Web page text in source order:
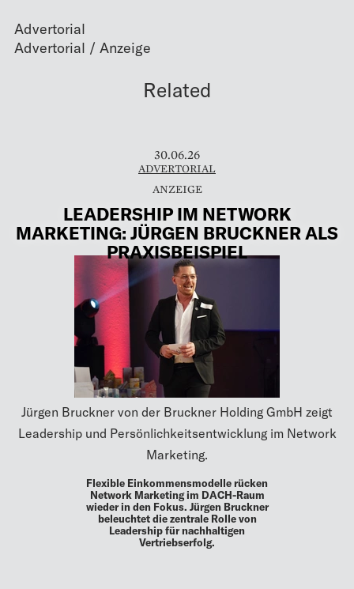
Advertorial
Related
30.06.26
ADVERTORIAL
LEADERSHIP IM NETWORK
MARKETING: JÜRGEN BRUCKNER ALS
PRAXISBEISPIEL
Jürgen Bruckner von der Bruckner Holding GmbH zeigt
Leadership und Persönlichkeitsentwicklung im Network
Marketing.
Flexible Einkommensmodelle rücken
Network Marketing im DACH-Raum
wieder in den Fokus. Jürgen Bruckner
beleuchtet die zentrale Rolle von
Leadership für nachhaltigen
Vertriebserfolg.